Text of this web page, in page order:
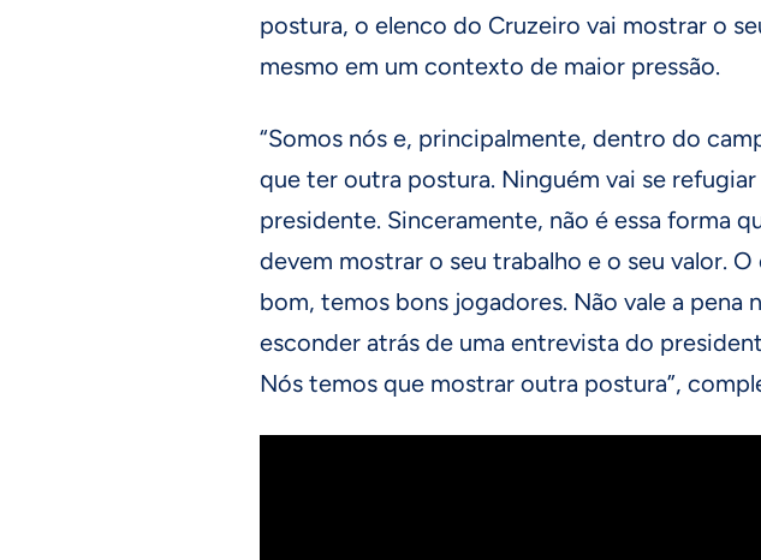
postura, o elenco do Cruzeiro vai mostrar o
mesmo em um contexto de maior pressão.
“Somos nós e, principalmente, dentro do
que ter outra postura. Ninguém vai se refugiar
presidente. Sinceramente, não é essa forma
devem mostrar o seu trabalho e o seu valor.
bom, temos bons jogadores. Não vale a pena
esconder atrás de uma entrevista do
Nós temos que mostrar outra postura”,